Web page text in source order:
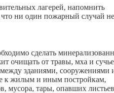
лагерей, напомнить
ни один пожарный случай не
сделать
очищать от травы, мха и
зданиями, сооружениями
к жилым и иным постройкам,
мусора, тары, опавших